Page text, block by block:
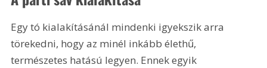
Egy tó kialakításánál mindenki igyekszik arra
törekedni, hogy az minél inkább élethű,
természetes hatású legyen. Ennek egyik